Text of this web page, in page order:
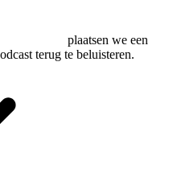
plaatsen we een
terug te beluisteren.